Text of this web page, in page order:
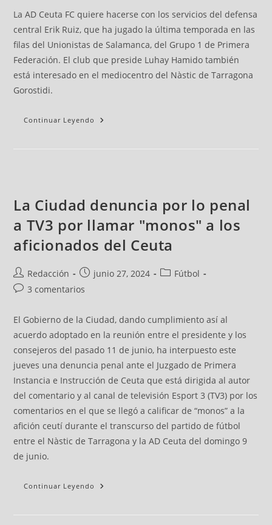
La AD Ceuta FC quiere hacerse con los servicios del defensa
central Erik Ruiz, que ha jugado la última temporada en las
filas del Unionistas de Salamanca, del Grupo 1 de Primera
Federación. El club que preside Luhay Hamido también
está interesado en el mediocentro del Nàstic de Tarragona
Gorostidi.
Continuar Leyendo
La Ciudad denuncia por lo penal
a TV3 por llamar "monos" a los
aficionados del Ceuta
Redacción junio 27, 2024
Fútbol
3 comentarios
El Gobierno de la Ciudad, dando cumplimiento así al
acuerdo adoptado en la reunión entre el presidente y los
consejeros del pasado 11 de junio, ha interpuesto este
jueves una denuncia penal ante el Juzgado de Primera
Instancia e Instrucción de Ceuta que está dirigida al autor
del comentario y al canal de televisión Esport 3 (TV3) por los
comentarios en el que se llegó a calificar de “monos” a la
afición ceutí durante el transcurso del partido de fútbol
entre el Nàstic de Tarragona y la AD Ceuta del domingo 9
de junio.
Continuar Leyendo